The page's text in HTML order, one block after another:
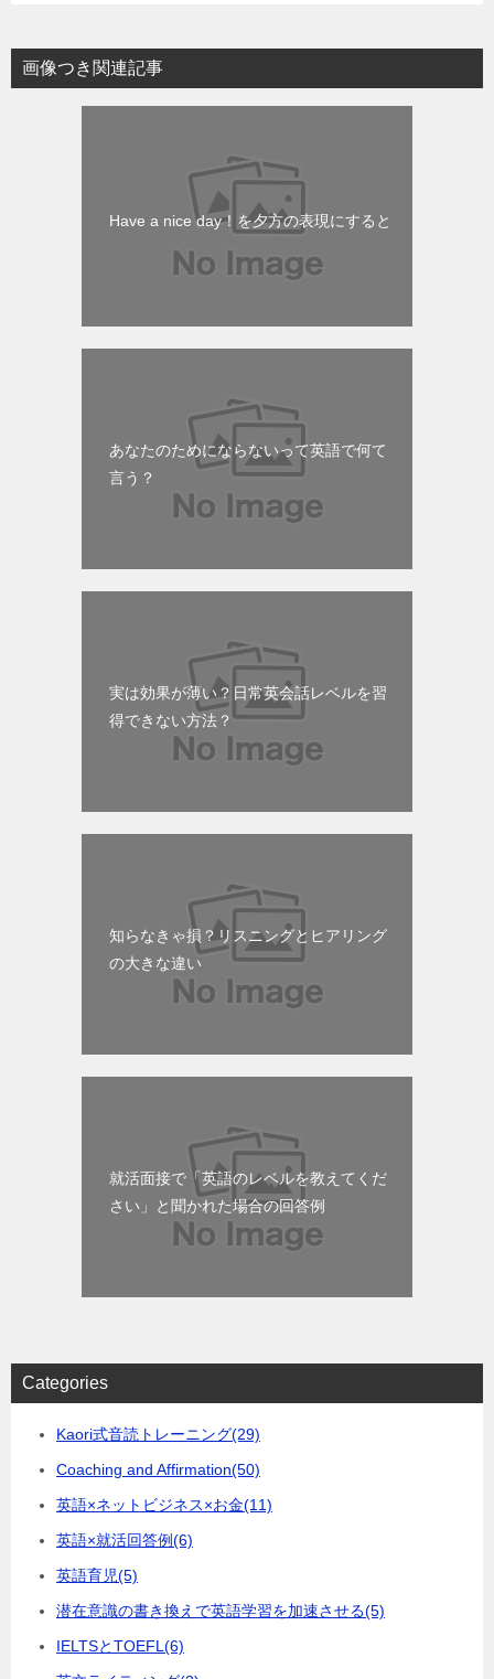
画像つき関連記事
Have a nice day！を夕方の表現にすると
あなたのためにならないって英語で何て
言う？
実は効果が薄い？日常英会話レベルを習
得できない方法？
知らなきゃ損？リスニングとヒアリング
の大きな違い
就活面接で「英語のレベルを教えてくだ
さい」と聞かれた場合の回答例
Categories
Kaori式音読トレーニング(29)
Coaching and Affirmation(50)
英語×ネットビジネス×お金(11)
英語×就活回答例(6)
英語育児(5)
潜在意識の書き換えで英語学習を加速させる(5)
IELTSとTOEFL (6)